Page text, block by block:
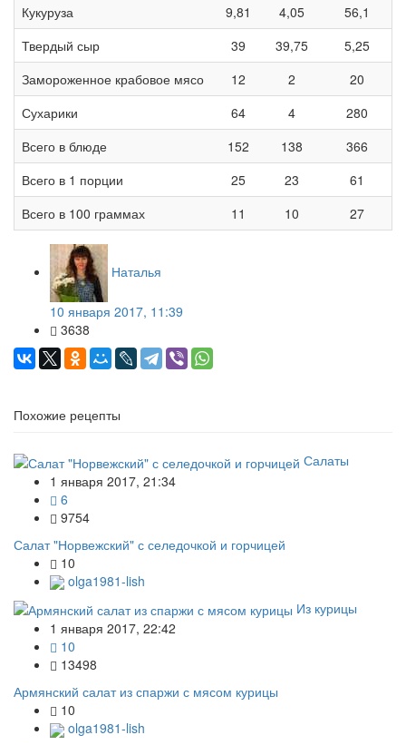
Кукуруза
9,81 4,05
56,1
Твердый сыр
39 39,75 5,25
Замороженное крабовое мясо
12 2
20
Сухарики
64 4 280
Всего в блюде
152 138 366
Всего в 1 порции
25 23
61
Всего в 100 граммах
11 10 27
Наталья
10 января 2017, 11:39
3638
Похожие рецепты
Салаты
1 января 2017, 21:34
6
9754
Салат "Норвежский" с селедочкой и горчицей
10
olga1981-lish
Из курицы
1 января 2017, 22:42
10
13498
Армянский салат из спаржи с мясом курицы
10
olga1981-lish